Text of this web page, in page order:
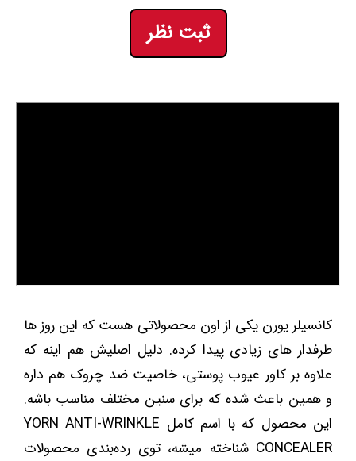
ثبت نظر
کانسیلر یورن یکی از اون محصولاتی هست که این روز ها
طرفدار های زیادی پیدا کرده. دلیل اصلیش هم اینه که
علاوه بر کاور عیوب پوستی، خاصیت ضد چروک هم داره
و همین باعث شده که برای سنین مختلف مناسب باشه.
این محصول که با اسم کامل YORN ANTI-WRINKLE
CONCEALER شناخته میشه، توی رده‌بندی محصولات